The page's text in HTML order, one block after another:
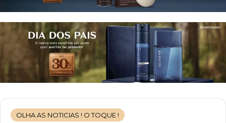
OLHA AS NOTICIAS ! O TOQUE !